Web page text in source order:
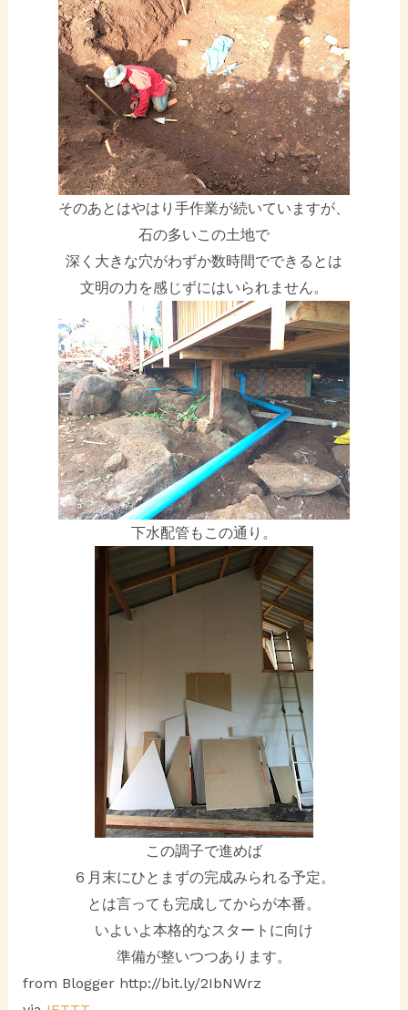
そのあとはやはり手作業が続いていますが、
石の多いこの土地で
深く大きな穴がわずか数時間でできるとは
文明の力を感じずにはいられません。
下水配管もこの通り。
この調子で進めば
６月末にひとまずの完成みられる予定。
とは言っても完成してからが本番。
いよいよ本格的なスタートに向け
準備が整いつつあります。
from Blogger http://bit.ly/2IbNWrz